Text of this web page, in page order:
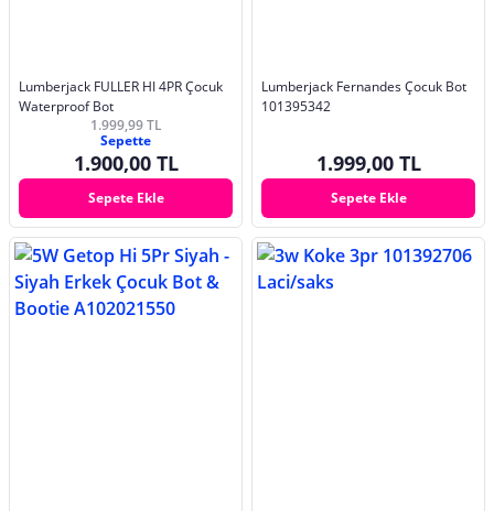
Lumberjack FULLER HI 4PR Çocuk
Waterproof Bot
1.999,99 TL
Sepette
1.900,00 TL
Sepete Ekle
Lumberjack Fernandes Çocuk Bot
101395342
1.999,00 TL
Sepete Ekle